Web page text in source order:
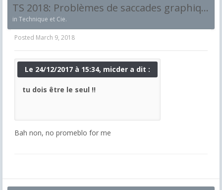
TS 2018: Problèmes de saccades graphiques après mise a jour de Windows 10
in Technique et Cie.
Posted March 9, 2018
Le 24/12/2017 à 15:34, micder a dit :
tu dois être le seul !!
Bah non, no promeblo for me